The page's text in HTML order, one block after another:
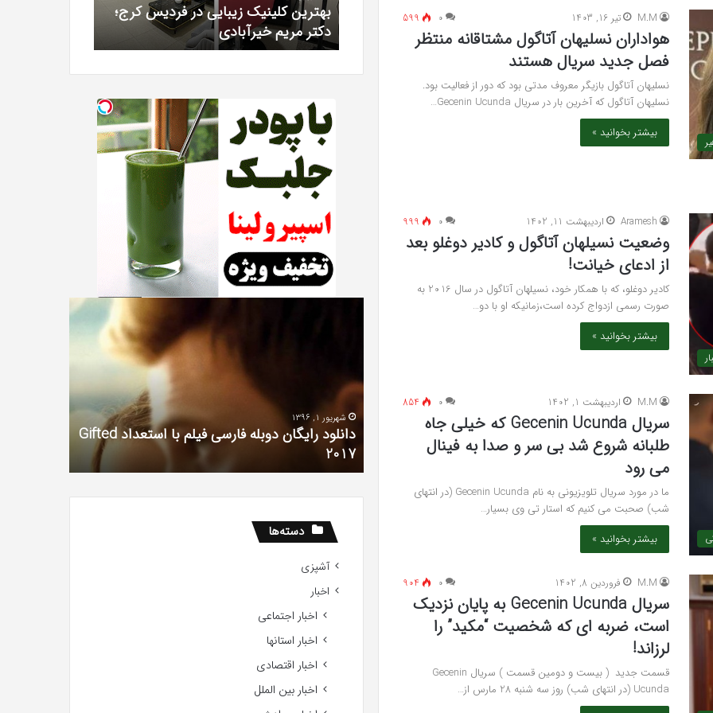
M.M تیر 16, 1403 ۰ 599
هواداران نسلیهان آتاگول مشتاقانه منتظر
فصل جدید سریال هستند
نسلیهان آتاگول بازیگر معروف مدتی بود که دور از فعالیت بود.
نسلیهان آتاگول که آخرین بار در سریال Gecenin Ucunda…
بیشتر بخوانید »
Aramesh اردیبهشت 11, 1402 ۰ 999
وضعیت نسیلهان آتاگول و کادیر دوغلو بعد
از ادعای خیانت!
کادیر دوغلو، که با همکار خود، نسیلهان آتاگول در سال 2016 به
صورت رسمی ازدواج کرده است،زمانیکه او با دو…
بیشتر بخوانید »
M.M اردیبهشت 1, 1402 ۰ 854
سریال Gecenin Ucunda که خیلی جاه
طلبانه شروع شد بی سر و صدا به فینال
می رود
ما در مورد سریال تلویزیونی به نام Gecenin Ucunda (در انتهای
شب) صحبت می کنیم که استار تی وی بسیار…
بیشتر بخوانید »
M.M فروردین 8, 1402 ۰ 904
سریال Gecenin Ucunda به پایان نزدیک
است، ضربه ای که شخصیت “مکید” را
لرزاند!
قسمت جدید ( بیست و دومین قسمت ) سریال Gecenin
Ucunda (در انتهای شب) روز سه شنبه 28 مارس از…
ویلی چگونه انجام
«کمد
پازلی»
خرید مدل کمد دیواری شیک و جادار از
«کمد پازلی»
خیرآبادی
بهترین کلینیک زیبایی در فردیس کرج؛
دکتر مریم خیرآبادی
چیست؟
موفق
The
Punisher
«تنبیه
کننده
سری
عکس
های
جدید
از
راه
رسید
شهریور 23, 1396
The Punisher «تنبیه کننده »با اولین سری عکس
های جدید از راه رسید
با
استعداد
Gifted
2017
شهریور 1, 1396
دانلود رایگان دوبله فارسی فیلم با استعداد Gifted
2017
شیرین
دسته‌ها
آشپزی
اخبار
اخبار اجتماعی
اخبار استانها
اخبار اقتصادی
اخبار بین الملل